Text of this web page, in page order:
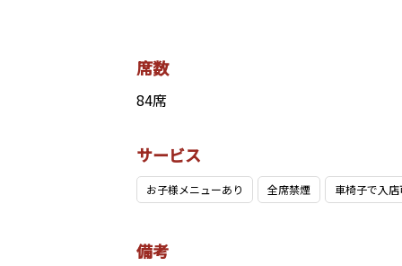
席数
84席
サービス
お子様メニューあり 全席禁煙 車椅子で入店
備考